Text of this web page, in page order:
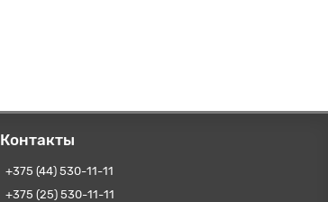
Контакты
+375 (44) 530-11-11
+375 (25) 530-11-11